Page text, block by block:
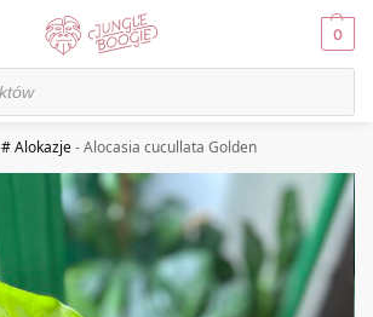
0
# Alokazje-Alocasia cucullata Golden